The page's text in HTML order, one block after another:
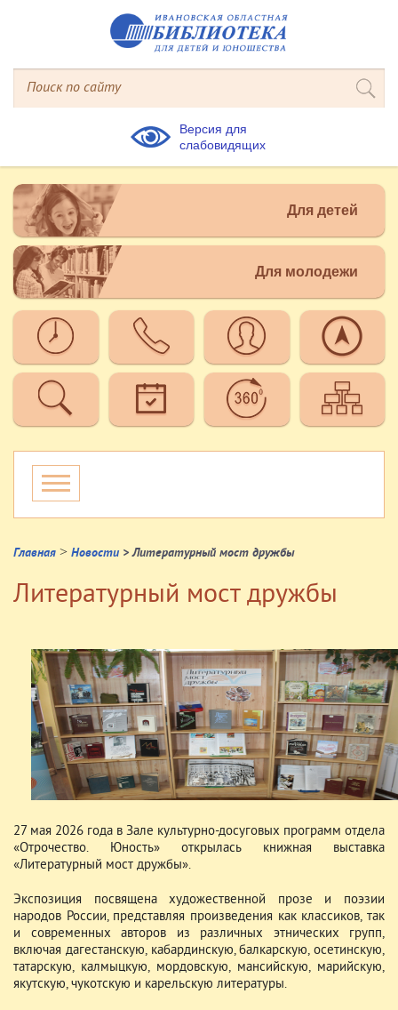
Версия для
слабовидящих
Для детей
Для молодежи
Главная > Новости > Литературный мост дружбы
Литературный мост дружбы
27 мая 2026 года в Зале культурно-досуговых программ отдела
«Отрочество. Юность» открылась книжная выставка
«Литературный мост дружбы».
Экспозиция посвящена художественной прозе и поэзии
народов России, представляя произведения как классиков, так
и современных авторов из различных этнических групп,
включая дагестанскую, кабардинскую, балкарскую, осетинскую,
татарскую, калмыцкую, мордовскую, мансийскую, марийскую,
якутскую, чукотскую и карельскую литературы.